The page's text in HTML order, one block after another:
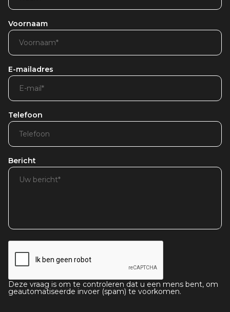
Voornaam
E-mailadres
Telefoon
Bericht
Deze vraag is om te controleren dat u een mens bent, om
geautomatiseerde invoer (spam) te voorkomen.